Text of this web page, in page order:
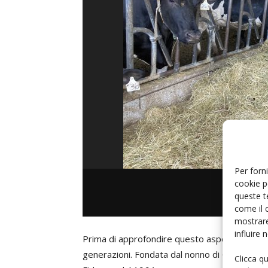
Per
cookie
queste
come il
influire
Clicca
Prima di approfondire questo aspetto,
generazioni. Fondata dal nonno di